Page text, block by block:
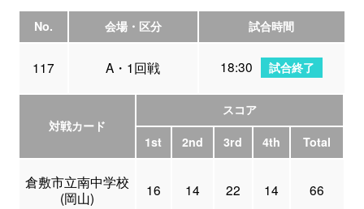
No. 会場・区分 試合時間
117 A・1回戦 18:30 試合終了
対戦カード
スコア
1st
2nd 3rd 4th Total
倉敷市立南中学校
(岡山)
16 14 22 14 66